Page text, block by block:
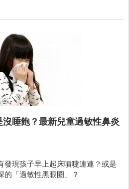
睡飽？最新兒童過敏性鼻炎
發現孩子早上起床噴嚏連連？或是
的「過敏性黑眼圈」？